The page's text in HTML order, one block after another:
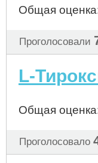
Общая
Проголосовали
L-
Общая
Проголосовало